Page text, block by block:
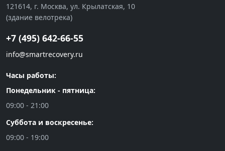
121614, г. Москва, ул. Крылатская, 10
(здание велотрека)
+7 (495) 642-66-55
info@smartrecovery.ru
Часы работы:
Понедельник - пятница:
09:00 - 21:00
Суббота и воскресенье:
09:00 - 19:00